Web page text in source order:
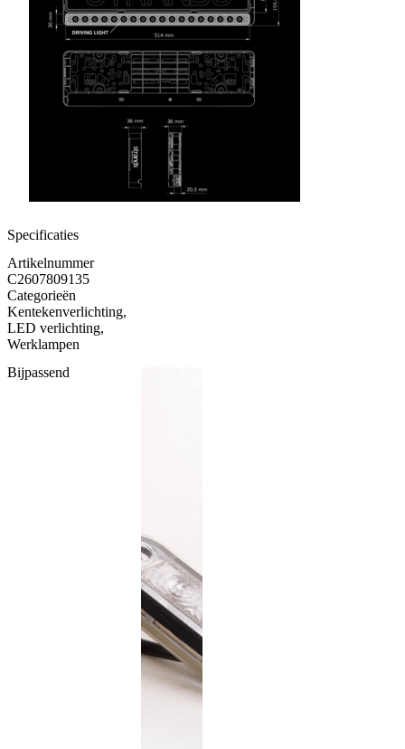
Specificaties
Artikelnummer
C2607809135
Categorieën
Kentekenverlichting,
LED verlichting,
Werklampen
Bijpassend